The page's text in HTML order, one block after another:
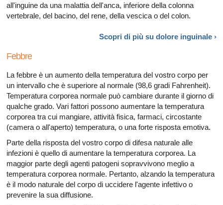
all'inguine da una malattia dell'anca, inferiore della colonna
vertebrale, del bacino, del rene, della vescica o del colon.
Scopri di più su dolore inguinale ›
Febbre
La febbre è un aumento della temperatura del vostro corpo per
un intervallo che è superiore al normale (98,6 gradi Fahrenheit).
Temperatura corporea normale può cambiare durante il giorno di
qualche grado. Vari fattori possono aumentare la temperatura
corporea tra cui mangiare, attività fisica, farmaci, circostante
(camera o all'aperto) temperatura, o una forte risposta emotiva.
Parte della risposta del vostro corpo di difesa naturale alle
infezioni è quello di aumentare la temperatura corporea. La
maggior parte degli agenti patogeni sopravvivono meglio a
temperatura corporea normale. Pertanto, alzando la temperatura
è il modo naturale del corpo di uccidere l'agente infettivo o
prevenire la sua diffusione.